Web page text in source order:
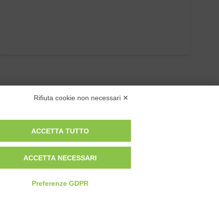
Privacy Policy
Cookie Policy
Modifica preferenze cookie
Rifiuta cookie non necessari ✕
ACCETTA TUTTO
ACCETTA NECESSARI
Preferenze GDPR